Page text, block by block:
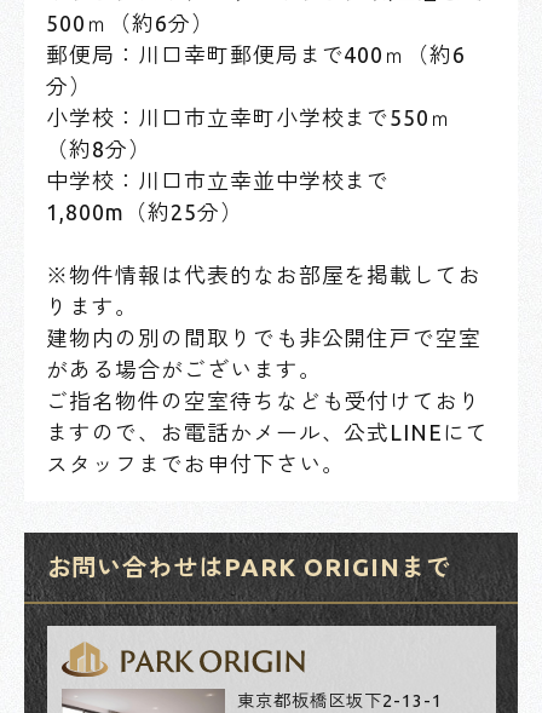
500ｍ（約6分）
郵便局：川口幸町郵便局まで400ｍ（約6
分）
小学校：川口市立幸町小学校まで550ｍ
（約8分）
中学校：川口市立幸並中学校まで
1,800m（約25分）
※物件情報は代表的なお部屋を掲載してお
ります。
建物内の別の間取りでも非公開住戸で空室
がある場合がございます。
ご指名物件の空室待ちなども受付けており
ますので、お電話かメール、公式LINEにて
スタッフまでお申付下さい。
お問い合わせはPARK ORIGINまで
東京都板橋区坂下2-13-1